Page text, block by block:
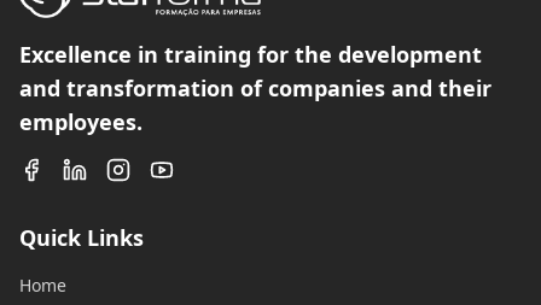
Excellence in training for the development
and transformation of companies and their
employees.
Quick Links
Home